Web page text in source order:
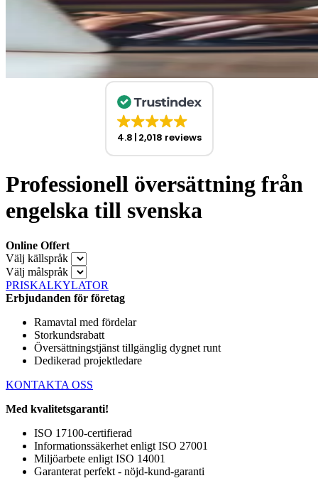
4.8 2,018 reviews
Professionell översättning från
engelska till svenska
Online Offert
Välj källspråk
Välj målspråk
PRISKALKYLATOR
Erbjudanden för företag
Ramavtal med fördelar
Storkundsrabatt
Översättningstjänst tillgänglig dygnet runt
Dedikerad projektledare
KONTAKTA OSS
Med kvalitetsgaranti!
ISO 17100-certifierad
Informationssäkerhet enligt ISO 27001
Miljöarbete enligt ISO 14001
Garanterat perfekt - nöjd-kund-garanti